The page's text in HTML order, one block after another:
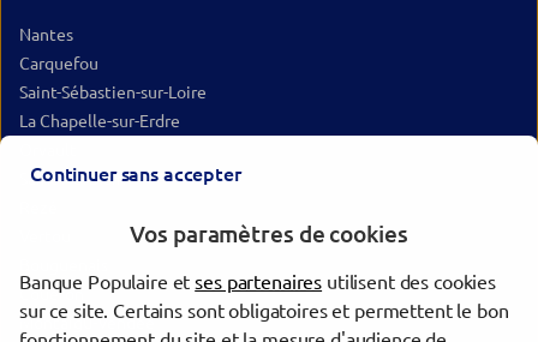
Nantes
Carquefou
Saint-Sébastien-sur-Loire
La Chapelle-sur-Erdre
Saint-Herblain
Couëron
Montaigu-Vendée
Continuer sans accepter
Vos paramètres de cookies
Banque Populaire etses partenaires utilisent des cookies
sur ce site. Certains sont obligatoires et permettent le bon